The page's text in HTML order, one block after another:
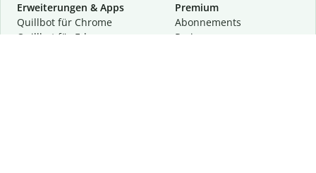
Erweiterungen & Apps
Quillbot für Chrome
Quillbot für Edge
Premium
Abon­ne­ments
Preise